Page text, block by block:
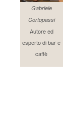
Gabriele
Cortopassi
Autore ed
esperto di bar e
caffè